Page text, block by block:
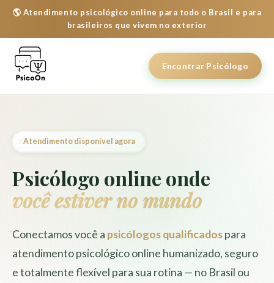
🌎 Atendimento psicológico online para todo o Brasil e para
brasileiros que vivem no exterior
Encontrar Psicólogo
Atendimento disponível agora
Psicólogo online onde
você estiver no mundo
Conectamos você a psicólogos qualificadospara
atendimento psicológico online humanizado, seguro
e totalmente flexível para sua rotina — no Brasil ou